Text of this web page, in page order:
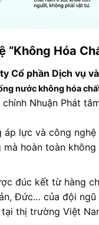
“Không Hóa
Cổ phần Dịch vụ
nước không hóa
chính Nhuận Phát
áp lực và công
hoàn toàn
đúc kết từ hàng
Đức… của đội
thị trường Việt